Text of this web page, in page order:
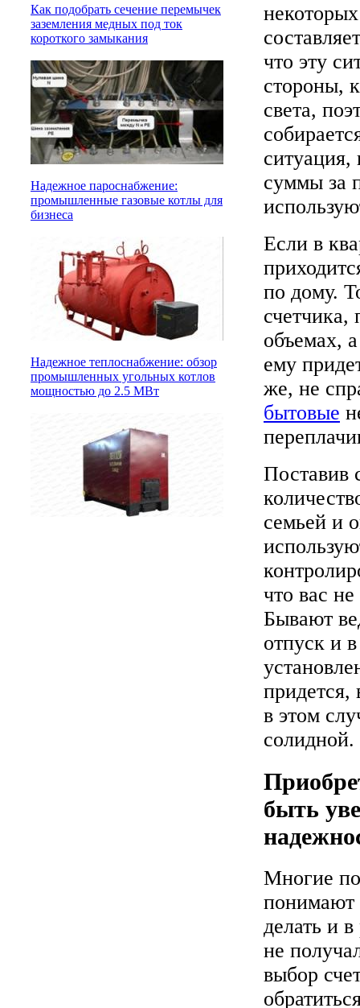
Как подобрать сечение перемычек
заземления медных под ток
короткого замыкания
Надежное пароснабжение:
промышленные газовые котлы для
бизнеса
Надежное теплоснабжение: обзор
промышленных угольных котлов
мощностью до 2.5 МВт
что эту
стороны,
света,
ситуация,
суммы за
Если в
по дому.
счетчика,
объемах,
ему
же, не
бытовые
Поставив
семьей и
что вас
Бывают
отпуск и
придется,
в этом
солидной.
быть
Многие
понимают
делать и
не
выбор